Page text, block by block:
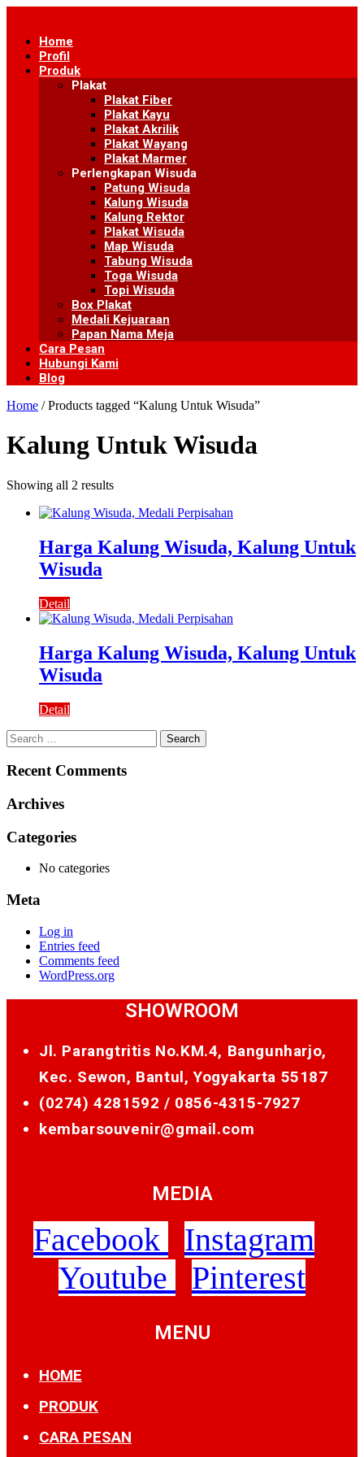
contentHome
Profil
Produk
Plakat
Plakat Fiber
Plakat Kayu
Plakat Akrilik
Plakat Wayang
Plakat Marmer
Perlengkapan Wisuda
Patung Wisuda
Kalung Wisuda
Kalung Rektor
Plakat Wisuda
Map Wisuda
Tabung Wisuda
Toga Wisuda
Topi Wisuda
Box Plakat
Medali Kejuaraan
Papan Nama Meja
Cara Pesan
Hubungi Kami
Blog
Home / Products tagged “Kalung Untuk Wisuda”
Kalung Untuk Wisuda
Showing all 2 results
Harga Kalung Wisuda, Kalung Untuk
Wisuda
Detail
Harga Kalung Wisuda, Kalung Untuk
Wisuda
Detail
Search
for:
Recent Comments
Archives
Categories
No categories
Meta
Log in
Entries feed
Comments feed
WordPress.org
SHOWROOM
Jl. Parangtritis No.KM.4, Bangunharjo,
Kec. Sewon, Bantul, Yogyakarta 55187
(0274) 4281592 / 0856-4315-7927
kembarsouvenir@gmail.com
MEDIA
Facebook
Instagram
Youtube
Pinterest
MENU
HOME
PRODUK
CARA PESAN